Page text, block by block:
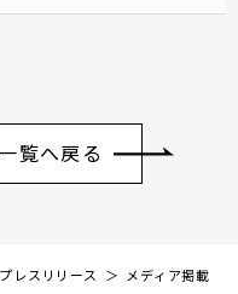
覧へ戻る
レスリリース
メディア掲載